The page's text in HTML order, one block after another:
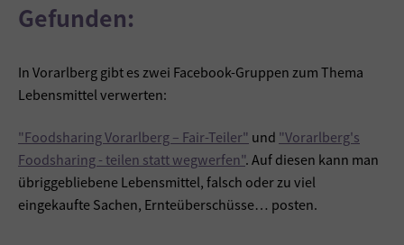
Gefunden:
In Vorarlberg gibt es zwei Facebook-Gruppen zum Thema
Lebensmittel verwerten:
"Foodsharing Vorarlberg – Fair-Teiler" und "Vorarlberg's
Foodsharing - teilen statt wegwerfen". Auf diesen kann man
übriggebliebene Lebensmittel, falsch oder zu viel
eingekaufte Sachen, Ernteüberschüsse… posten.